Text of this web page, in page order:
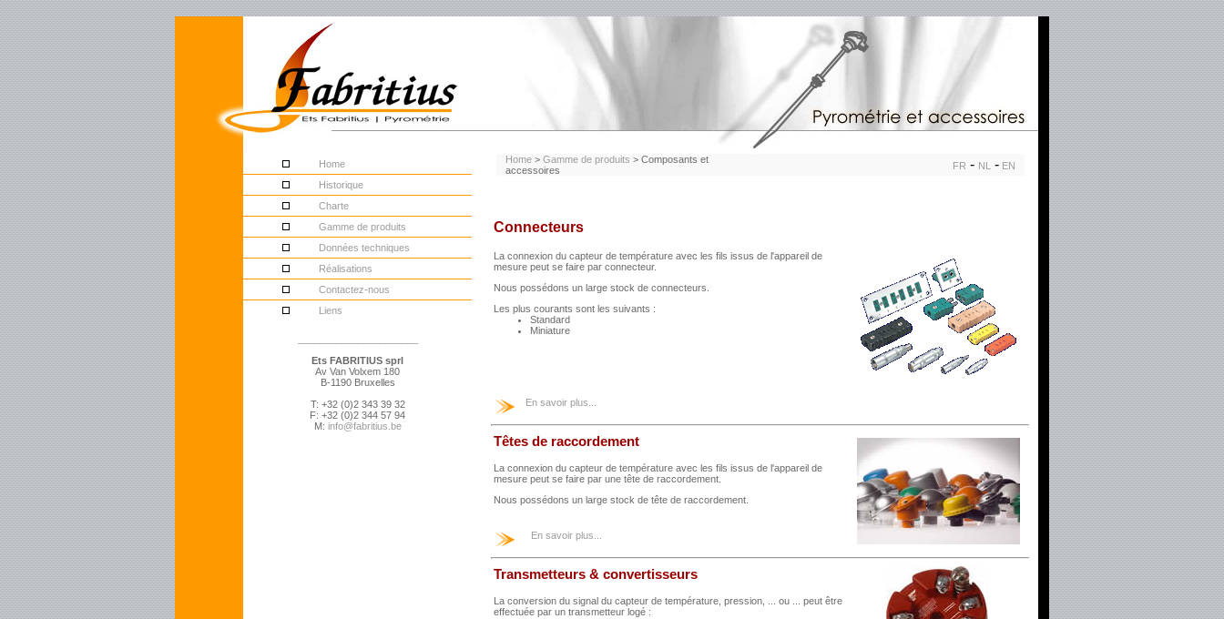
Home
Historique
Charte
Gamme de produits
Données techniques
Réalisations
Contactez-nous
Liens
Ets FABRITIUS sprl
Av Van Volxem 180
B-1190 Bruxelles
T: +32 (0)2 343 39 32
F: +32 (0)2 344 57 94
M: info@fabritius.be
Home> Gamme de produits > Composants et
accessoires
FR - NL -EN
Connecteurs
La connexion du capteur de température avec les fils issus de l'appareil de
mesure peut se faire par connecteur.
Nous possédons un large stock de connecteurs.
Les plus courants sont les suivants :
Standard
Miniature
En savoir plus...
Têtes de raccordement
La connexion du capteur de température avec les fils issus de l'appareil de
mesure peut se faire par une tête de raccordement.
Nous possédons un large stock de tête de raccordement.
En savoir plus...
Transmetteurs & convertisseurs
La conversion du signal du capteur de température, pression, ... ou ... peut être
effectuée par un transmetteur logé :